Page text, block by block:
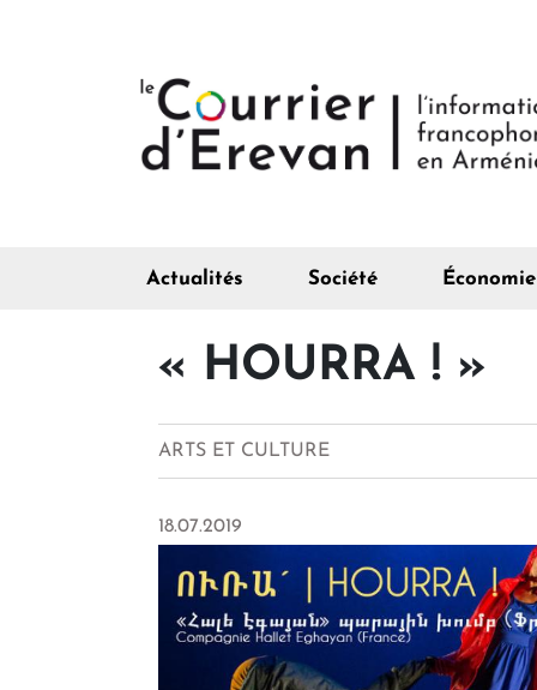
Actualités Société Économie
« HOURRA ! »
ARTS ET CULTURE
18.07.2019